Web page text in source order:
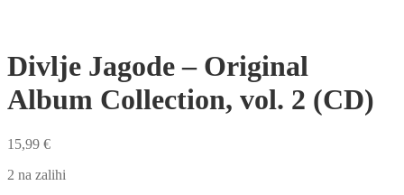
Divlje Jagode – Original
Album Collection, vol. 2 (CD)
15,99 €
2 na zalihi